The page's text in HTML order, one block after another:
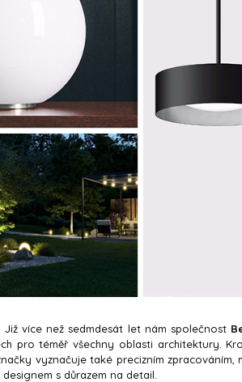
více než sedmdesát let nám společnost
pro téměř všechny oblasti architektury.
vyznačuje také precizním zpracováním,
s důrazem na detail.